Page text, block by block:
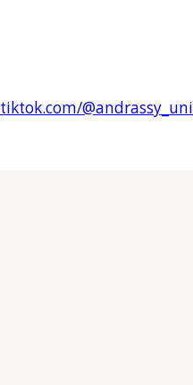
tiktok.com/@andrassy_uni